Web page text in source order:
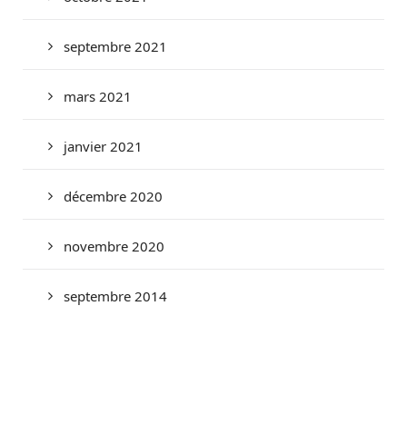
septembre 2021
mars 2021
janvier 2021
décembre 2020
novembre 2020
septembre 2014